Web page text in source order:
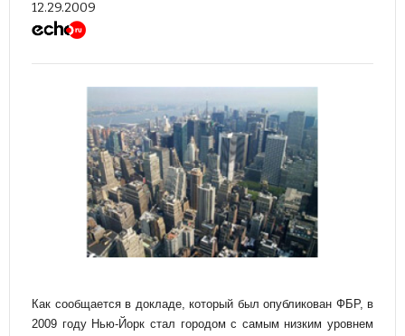
12.29.2009
Как сообщается в докладе, который был опубликован ФБР, в
2009 году Нью-Йорк стал городом с самым низким уровнем